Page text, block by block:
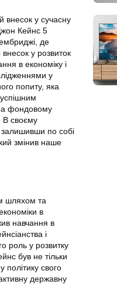
внесок у сучасну
Кейнс 5
де
у розвиток
в економіку і
у
попиту, яка
фондовому
В своєму
залишивши по собі
змінив наше
шляхом та
в
навчання в
і
роль у розвитку
був не тільки
політику свого
державну